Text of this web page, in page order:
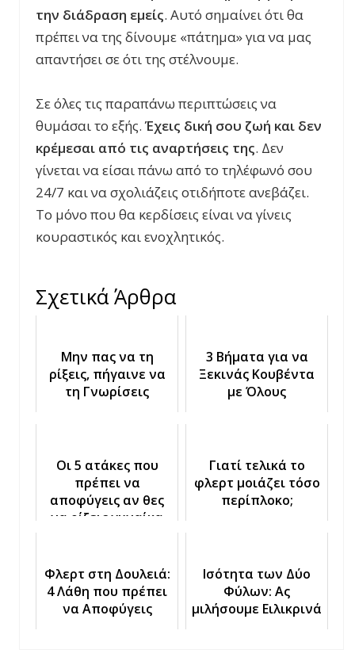
την διάδραση εμείς. Αυτό σημαίνει ότι θα
πρέπει να της δίνουμε «πάτημα» για να μας
απαντήσει σε ότι της στέλνουμε.
Σε όλες τις παραπάνω περιπτώσεις να
θυμάσαι το εξής.Έχεις δική σου ζωή και δεν
κρέμεσαι από τις αναρτήσεις της. Δεν
γίνεται να είσαι πάνω από το τηλέφωνό σου
24/7 και να σχολιάζεις οτιδήποτε ανεβάζει.
Το μόνο που θα κερδίσεις είναι να γίνεις
κουραστικός και ενοχλητικός.
Σχετικά Άρθρα
Μην πας να τη
ρίξεις, πήγαινε να
τη Γνωρίσεις
3 Βήματα για να
Ξεκινάς Κουβέντα
με Όλους
Οι 5 ατάκες που
πρέπει να
αποφύγεις αν θες
να ρίξεις γυναίκα
Γιατί τελικά το
φλερτ μοιάζει τόσο
περίπλοκο;
Φλερτ στη Δουλειά:
4 Λάθη που πρέπει
να Αποφύγεις
Ισότητα των Δύο
Φύλων: Ας
μιλήσουμε Ειλικρινά